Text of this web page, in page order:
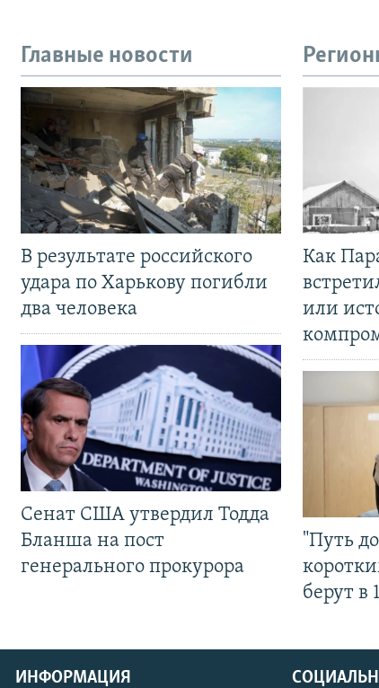
Главные новости
В результате российского
удара по Харькову погибли
два человека
Сенат США утвердил Тодда
Бланша на пост
генерального прокурора
Как
или
"Путь
берут в
ИНФОРМАЦИЯ